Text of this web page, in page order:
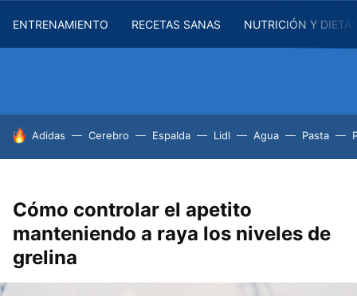
ENTRENAMIENTO RECETAS SANAS NUTRICIÓN Y
HOY SE HABLA DE
Adidas Cerebro Espalda Lidl Agua Pasta
Cómo controlar el apetito
manteniendo a raya los niveles de
grelina